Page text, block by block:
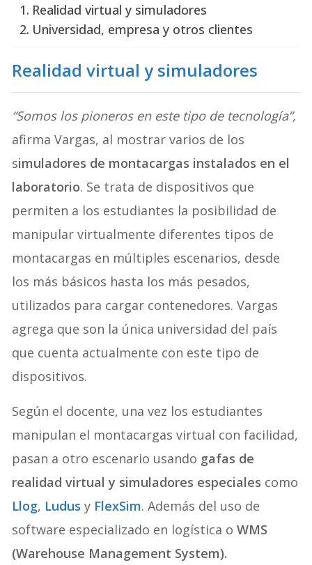
Realidad virtual y simuladores
Universidad, empresa y otros clientes
Realidad virtual y simuladores
“Somos los pioneros en este tipo de tecnología”,
afirma Vargas, al mostrar varios de los
simuladores de montacargas instalados en el
laboratorio. Se trata de dispositivos que
permiten a los estudiantes la posibilidad de
manipular virtualmente diferentes tipos de
montacargas en múltiples escenarios, desde
los más básicos hasta los más pesados,
utilizados para cargar contenedores. Vargas
agrega que son la única universidad del país
que cuenta actualmente con este tipo de
dispositivos.
Según el docente, una vez los estudiantes
manipulan el montacargas virtual con facilidad,
pasan a otro escenario usando gafas de
realidad virtual y simuladores especiales como
Llog, Ludus y FlexSim. Además del uso de
software especializado en logística oWMS
(Warehouse Management System).